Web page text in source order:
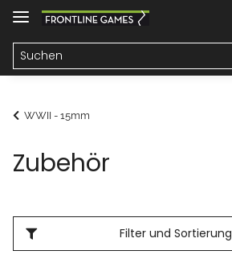
WWII - 15mm
Zubehör
Filter und Sortierung